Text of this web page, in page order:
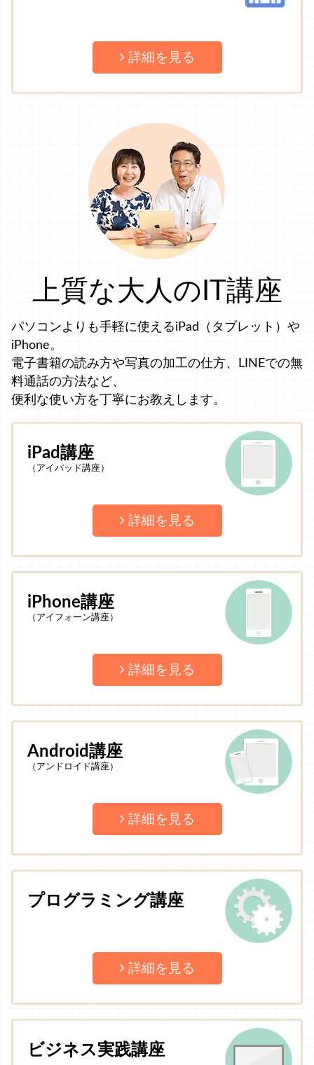
詳細を見る
上質な大人のIT講座
パソコンよりも手軽に使えるiPad（タブレット）や
iPhone。
電子書籍の読み方や写真の加工の仕方、LINEでの無
料通話の方法など、
便利な使い方を丁寧にお教えします。
iPad講座
（アイパッド講座）
詳細を見る
iPhone講座
（アイフォーン講座）
詳細を見る
Android講座
（アンドロイド講座）
詳細を見る
プログラミング講座
詳細を見る
ビジネス実践講座